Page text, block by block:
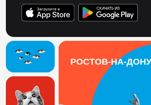
РОСТОВ-НА-ДОНУ